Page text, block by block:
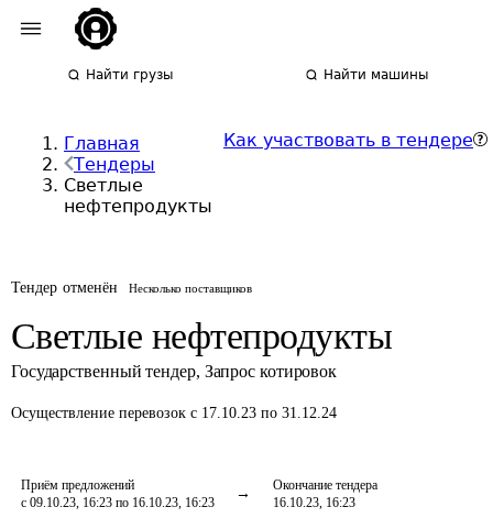
Найти грузы Найти машины
Главная
Тендеры
Светлые
нефтепродукты
Как участвовать в тендере
Тендер отменён Несколько поставщиков
Светлые нефтепродукты
Государственный тендер, Запрос котировок
Осуществление перевозок с 17.10.23 по 31.12.24
Приём предложений
с 09.10.23, 16:23 по 16.10.23, 16:23
Окончание тендера
16.10.23, 16:23